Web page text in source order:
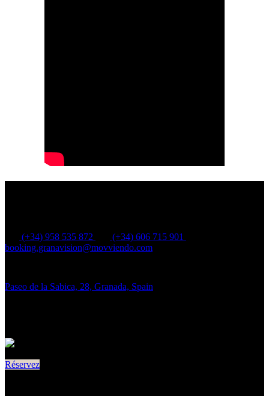
(+34) 958 535 872
(+34) 606 715 901
booking.granavision@movviendo.com
Paseo de la Sabica, 28, Granada, Spain
Réservez